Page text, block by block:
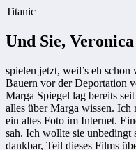
Titanic
Und Sie,
spielen jetzt, weil’s eh
Bauern vor der Deportation
Marga Spiegel lag bereits
alles über Marga wissen. Ich
ein altes Foto im Internet.
sah. Ich wollte sie unbedingt
dankbar, Teil dieses Films